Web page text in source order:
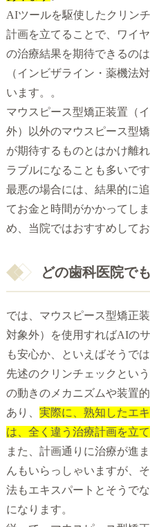
AIツールを駆使したクリン
計画を立てることで、ワイ
の治療結果を期待できるの
（インビザライン・薬機法
います。。
マウスピース型矯正装置（
外）以外のマウスピース型
が期待するものとはかけ離
ラブルになることも多いです
最悪の場合には、結果的に
てお金と時間がかかってし
め、当院ではおすすめしてお
どの歯科医院で
では、マウスピース型矯正
対象外）を使用すればAIの
も安心か、といえばそうでは
先述のクリンチェックとい
の動きのメカニズムや装置
あり、 実際に、熟知したエ
は、全く違う治療計画を立
また、計画通りに治療が進
んもいらっしゃいますが、
法もエキスパートとそうで
になります。